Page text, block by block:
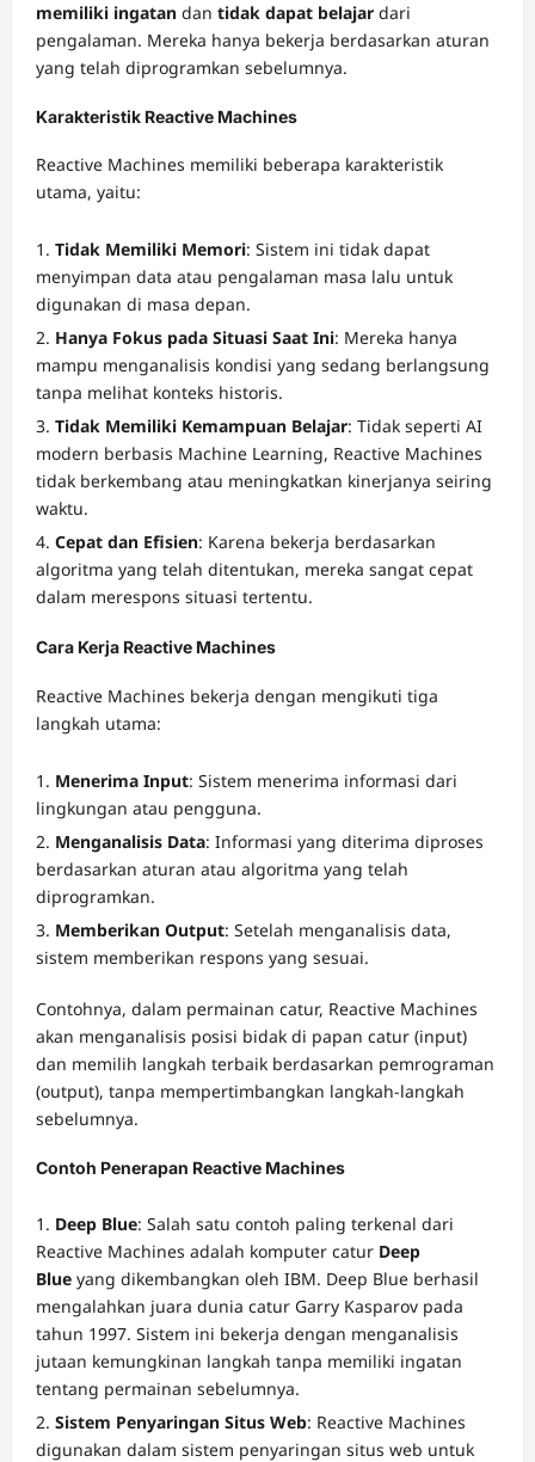
memiliki ingatan dan tidak dapat belajar dari
pengalaman. Mereka hanya bekerja berdasarkan aturan
yang telah diprogramkan sebelumnya.
Karakteristik Reactive Machines
Reactive Machines memiliki beberapa karakteristik
utama, yaitu:
Tidak Memiliki Memori: Sistem ini tidak dapat
menyimpan data atau pengalaman masa lalu untuk
digunakan di masa depan.
Hanya Fokus pada Situasi Saat Ini: Mereka hanya
mampu menganalisis kondisi yang sedang berlangsung
tanpa melihat konteks historis.
Tidak Memiliki Kemampuan Belajar: Tidak seperti AI
modern berbasis Machine Learning, Reactive Machines
tidak berkembang atau meningkatkan kinerjanya seiring
waktu.
Cepat dan Efisien: Karena bekerja berdasarkan
algoritma yang telah ditentukan, mereka sangat cepat
dalam merespons situasi tertentu.
Cara Kerja Reactive Machines
Reactive Machines bekerja dengan mengikuti tiga
langkah utama:
Menerima Input: Sistem menerima informasi dari
lingkungan atau pengguna.
Menganalisis Data: Informasi yang diterima diproses
berdasarkan aturan atau algoritma yang telah
diprogramkan.
Memberikan Output: Setelah menganalisis data,
sistem memberikan respons yang sesuai.
Contohnya, dalam permainan catur, Reactive Machines
akan menganalisis posisi bidak di papan catur (input)
dan memilih langkah terbaik berdasarkan pemrograman
(output), tanpa mempertimbangkan langkah-langkah
sebelumnya.
Contoh Penerapan Reactive Machines
Deep Blue: Salah satu contoh paling terkenal dari
Reactive Machines adalah komputer catur Deep
Blue yang dikembangkan oleh IBM. Deep Blue berhasil
mengalahkan juara dunia catur Garry Kasparov pada
tahun 1997. Sistem ini bekerja dengan menganalisis
jutaan kemungkinan langkah tanpa memiliki ingatan
tentang permainan sebelumnya.
Sistem Penyaringan Situs Web: Reactive Machines
digunakan dalam sistem penyaringan situs web untuk